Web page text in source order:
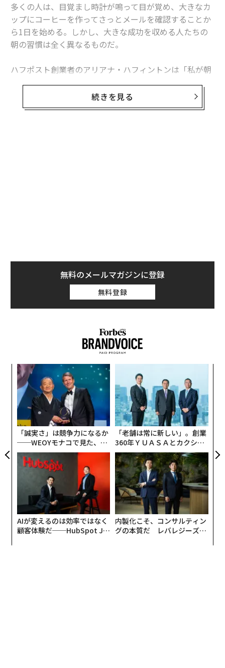
多くの人は、目覚まし時計が鳴って目が覚め、大きなカ
ップにコーヒーを作ってさっとメールを確認することか
ら1日を始める。しかし、大きな成功を収める人たちの
朝の習慣は全く異なるものだ。
ハフポスト創業者のアリアナ・ハフィントンは「私が朝
の儀式にしていることの重要な点は、私がしていないこ
とにある。私は朝起きて、1日の始まりにスマートフォ
ンを見ない。その代わり、起床後1分間は深呼吸をし、
翻訳・編集＝出田静
続きを見る
無料のメールマガジンに登録
無料登録
「誠実さ」は競争力になるか
──WEOYモナコで見た、く
ら寿司の経営哲学
「老舗は常に新しい」。創業
360年ＹＵＡＳＡとカクシン
CEO田尻望が語る、AIを超え
る人の価値
AIが変えるのは効率ではなく
顧客体験だ──HubSpot Ja
内製化こそ、コンサルティン
グの本質だ レバレジーズが